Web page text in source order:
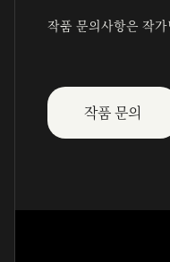
작품 문의사항은 작
작품 문의